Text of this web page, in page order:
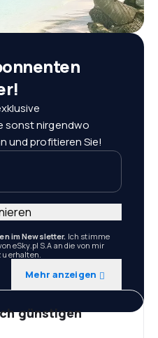
sonst nirgendwo
und profitieren Sie!
im Newsletter. Ich stimme
eSky.pl S.A an die von mir
erhalten.
Mehr anzeigen
günstigen